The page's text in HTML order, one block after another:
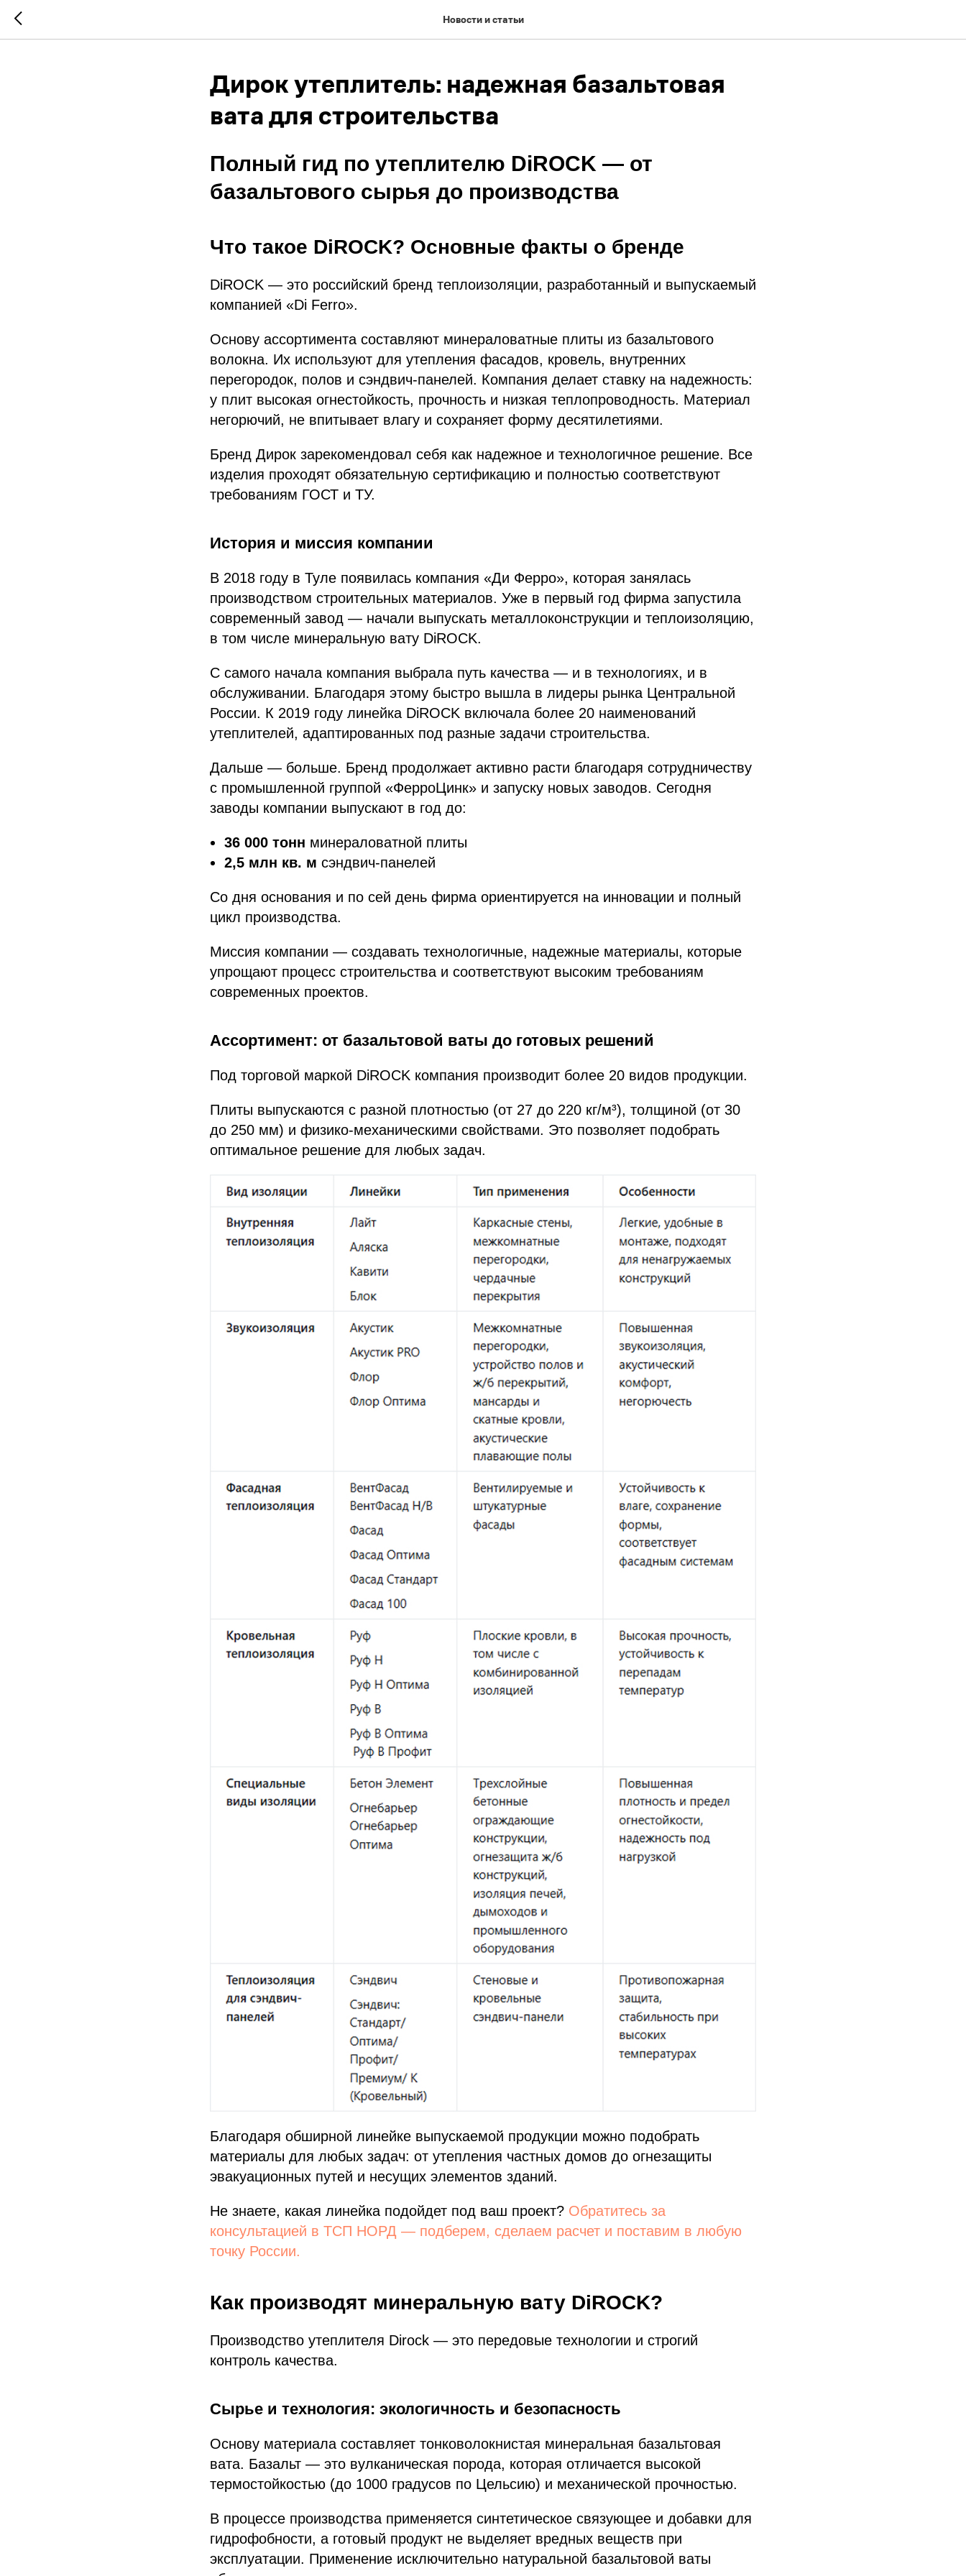
Новости и статьи
Дирок утеплитель: надежная базальтовая
вата для строительства
Полный гид по утеплителю DiROCK — от
базальтового сырья до производства
Что такое DiROCK? Основные факты о бренде
DiROCK — это российский бренд теплоизоляции, разработанный и выпускаемый
компанией «Di Ferro».
Основу ассортимента составляют минераловатные плиты из базальтового
волокна. Их используют для утепления фасадов, кровель, внутренних
перегородок, полов и сэндвич-панелей. Компания делает ставку на надежность:
у плит высокая огнестойкость, прочность и низкая теплопроводность. Материал
негорючий, не впитывает влагу и сохраняет форму десятилетиями.
Бренд Дирок зарекомендовал себя как надежное и технологичное решение. Все
изделия проходят обязательную сертификацию и полностью соответствуют
требованиям ГОСТ и ТУ.
История и миссия компании
В 2018 году в Туле появилась компания «Ди Ферро», которая занялась
производством строительных материалов. Уже в первый год фирма запустила
современный завод — начали выпускать металлоконструкции и теплоизоляцию,
в том числе минеральную вату DiROCK.
С самого начала компания выбрала путь качества — и в технологиях, и в
обслуживании. Благодаря этому быстро вышла в лидеры рынка Центральной
России. К 2019 году линейка DiROCK включала более 20 наименований
утеплителей, адаптированных под разные задачи строительства.
Дальше — больше. Бренд продолжает активно расти благодаря сотрудничеству
с промышленной группой «ФерроЦинк» и запуску новых заводов. Сегодня
заводы компании выпускают в год до:
36 000 тонн минераловатной плиты
2,5 млн кв. м сэндвич-панелей
Со дня основания и по сей день фирма ориентируется на инновации и полный
цикл производства.
Миссия компании — создавать технологичные, надежные материалы, которые
упрощают процесс строительства и соответствуют высоким требованиям
современных проектов.
Ассортимент: от базальтовой ваты до готовых решений
Под торговой маркой DiROCK компания производит более 20 видов продукции.
Плиты выпускаются с разной плотностью (от 27 до 220 кг/м³), толщиной (от 30
до 250 мм) и физико-механическими свойствами. Это позволяет подобрать
оптимальное решение для любых задач.
Благодаря обширной линейке выпускаемой продукции можно подобрать
материалы для любых задач: от утепления частных домов до огнезащиты
эвакуационных путей и несущих элементов зданий.
Не знаете, какая линейка подойдет под ваш проект? Обратитесь за
консультацией в ТСП НОРД — подберем, сделаем расчет и поставим в любую
точку России.
Как производят минеральную вату DiROCK?
Производство утеплителя Dirock — это передовые технологии и строгий
контроль качества.
Сырье и технология: экологичность и безопасность
Основу материала составляет тонковолокнистая минеральная базальтовая
вата. Базальт — это вулканическая порода, которая отличается высокой
термостойкостью (до 1000 градусов по Цельсию) и механической прочностью.
В процессе производства применяется синтетическое связующее и добавки для
гидрофобности, а готовый продукт не выделяет вредных веществ при
эксплуатации. Применение исключительно натуральной базальтовой ваты